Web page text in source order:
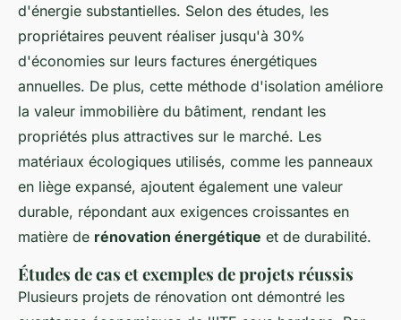
d'énergie substantielles. Selon des études, les
propriétaires peuvent réaliser jusqu'à 30%
d'économies sur leurs factures énergétiques
annuelles. De plus, cette méthode d'isolation améliore
la valeur immobilière du bâtiment, rendant les
propriétés plus attractives sur le marché. Les
matériaux écologiques utilisés, comme les panneaux
en liège expansé, ajoutent également une valeur
durable, répondant aux exigences croissantes en
matière de rénovation énergétique et de durabilité.
Études de cas et exemples de projets réussis
Plusieurs projets de rénovation ont démontré les